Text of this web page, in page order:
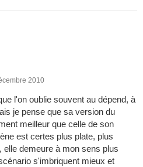
2010
l'on oublie souvent au dépend, à
je pense que sa version du
meilleur que celle de son
est certes plus plate, plus
demeure à mon sens plus
s'imbriquent mieux et